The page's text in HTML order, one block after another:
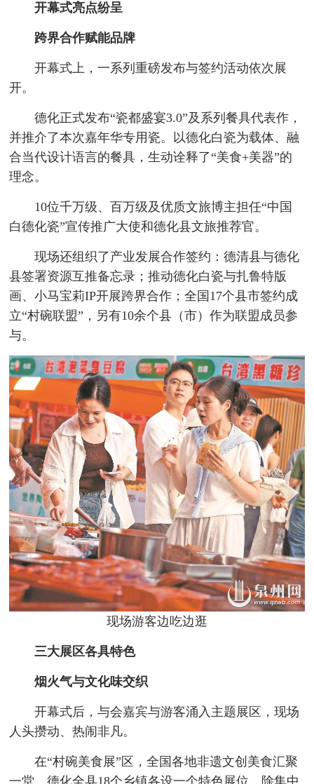
开幕式亮点纷呈
跨界合作赋能品牌
开幕式上，一系列重磅发布与签约活动依次展
开。
德化正式发布“瓷都盛宴3.0”及系列餐具代表作，
并推介了本次嘉年华专用瓷。以德化白瓷为载体、融
合当代设计语言的餐具，生动诠释了“美食+美器”的
理念。
10位千万级、百万级及优质文旅博主担任“中国
白德化瓷”宣传推广大使和德化县文旅推荐官。
现场还组织了产业发展合作签约：德清县与德化
县签署资源互推备忘录；推动德化白瓷与扎鲁特版
画、小马宝莉IP开展跨界合作；全国17个县市签约成
立“村碗联盟”，另有10余个县（市）作为联盟成员参
与。
现场游客边吃边逛
三大展区各具特色
烟火气与文化味交织
开幕式后，与会嘉宾与游客涌入主题展区，现场
人头攒动、热闹非凡。
在“村碗美食展”区，全国各地非遗文创美食汇聚